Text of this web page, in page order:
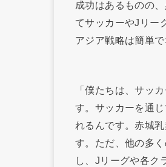
成功はあるものの
てサッカーやJリー
アジア戦略は簡単
「僕たちは、サッ
す。サッカーを通
れるんです。赤城
す。ただ、他の多
し、Jリーグや各ク